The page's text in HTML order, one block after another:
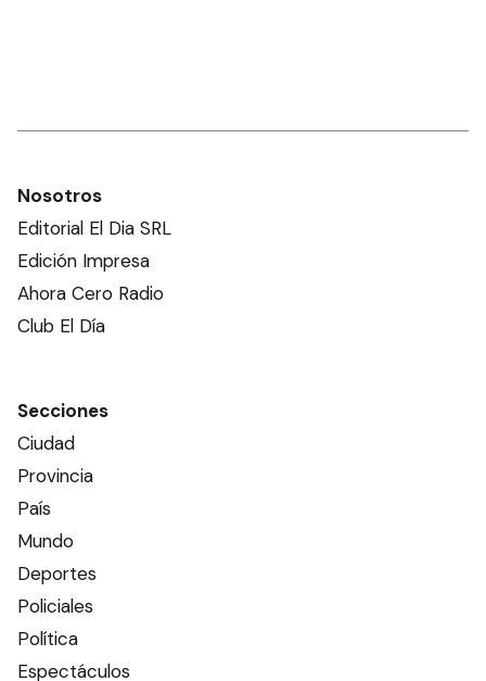
Nosotros
Editorial El Dia SRL
Edición Impresa
Ahora Cero Radio
Club El Día
Secciones
Ciudad
Provincia
País
Mundo
Deportes
Policiales
Política
Espectáculos